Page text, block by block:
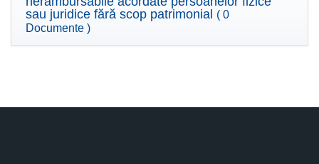
sau juridice fără scop patrimonial ( 0
Documente )